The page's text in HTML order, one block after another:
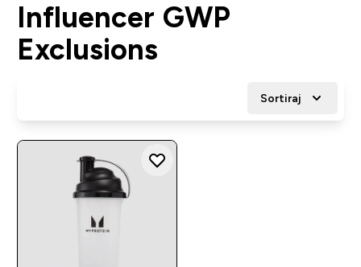
Influencer GWP
Exclusions
Sortiraj